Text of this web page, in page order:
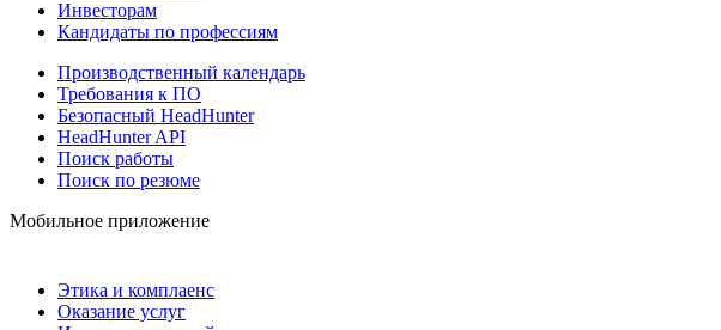
Инвесторам
Кандидаты по профессиям
Производственный календарь
Требования к ПО
Безопасный HeadHunter
HeadHunter API
Поиск работы
Поиск по резюме
Мобильное приложение
Этика и комплаенс
Оказание услуг